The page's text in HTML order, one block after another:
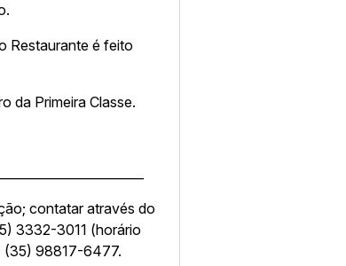
Restaurante é feito
da Primeira Classe.
contatar através do
3332-3011 (horário
(35) 98817-6477.